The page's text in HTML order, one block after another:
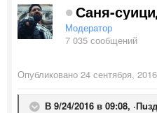
Саня-
Модератор
7 035 сообщений
Опубликовано 24 сентября, 2016
В 9/24/2016 в 09:08,